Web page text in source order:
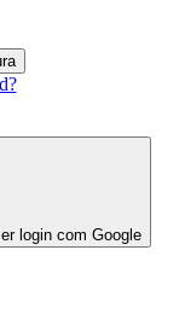
login com Google